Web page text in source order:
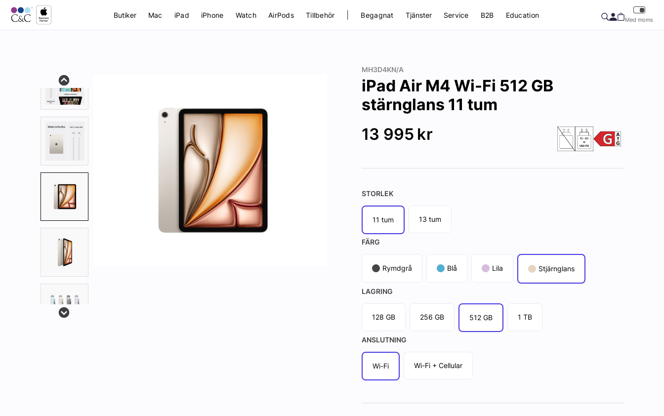
Butiker Mac iPad iPhone Watch AirPods Tillbehör Begagnat Tjänster Service B2B Education
Med moms
MH3D4KN/A
iPad Air M4 Wi-Fi 512 GB
stärnglans 11 tum
13 995 kr
STORLEK
11 tum 13 tum
FÄRG
Rymdgrå Blå Lila Stjärnglans
LAGRING
128 GB 256 GB 512 GB 1 TB
ANSLUTNING
Wi-Fi Wi-Fi + Cellular